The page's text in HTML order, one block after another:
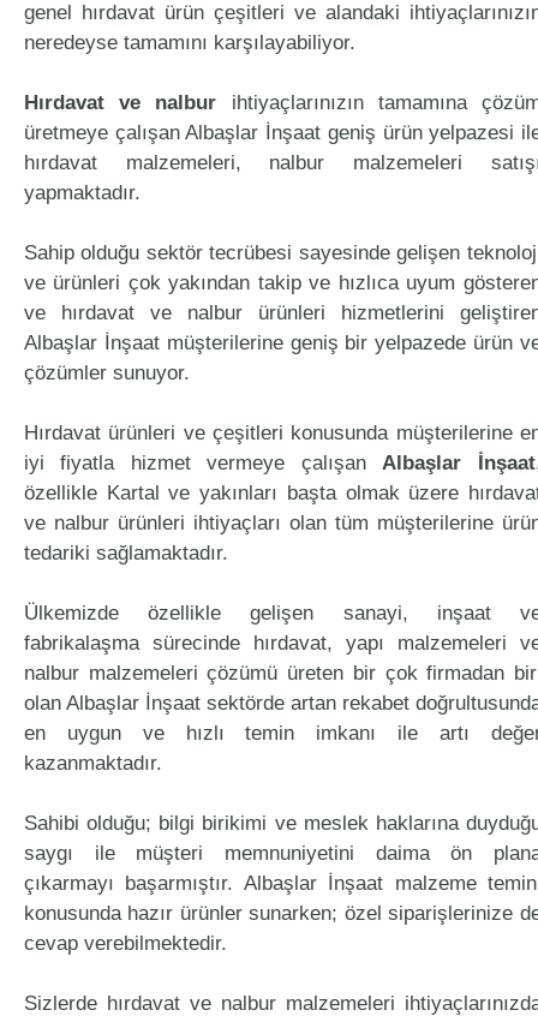
genel hırdavat ürün çeşitleri ve alandaki
neredeyse tamamını karşılayabiliyor.
Hırdavat ve nalbur ihtiyaçlarınızın tamamına
üretmeye çalışan Albaşlar İnşaat geniş ürün yelpazesi
hırdavat malzemeleri, nalbur malzemeleri
yapmaktadır.
Sahip olduğu sektör tecrübesi sayesinde gelişen
ve ürünleri çok yakından takip ve hızlıca uyum
ve hırdavat ve nalbur ürünleri hizmetlerini
Albaşlar İnşaat müşterilerine geniş bir yelpazede ürün
çözümler sunuyor.
Hırdavat ürünleri ve çeşitleri konusunda müşterilerine
iyi fiyatla hizmet vermeye çalışanAlbaşlar İnşaat
özellikle Kartal ve yakınları başta olmak üzere
ve nalbur ürünleri ihtiyaçları olan tüm müşterilerine
tedariki sağlamaktadır.
Ülkemizde özellikle gelişen sanayi, inşaat
fabrikalaşma sürecinde hırdavat, yapı malzemeleri
nalbur malzemeleri çözümü üreten bir çok firmadan
olan Albaşlar İnşaat sektörde artan rekabet
en uygun ve hızlı temin imkanı ile artı
kazanmaktadır.
Sahibi olduğu; bilgi birikimi ve meslek haklarına
saygı ile müşteri memnuniyetini daima ön
çıkarmayı başarmıştır. Albaşlar İnşaat malzeme
konusunda hazır ürünler sunarken; özel siparişlerinize
cevap verebilmektedir.
Sizlerde hırdavat ve nalbur malzemeleri